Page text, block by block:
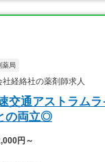
薬局
経絡社の薬剤師求人
交通アストラムラ
の両立◎
円～